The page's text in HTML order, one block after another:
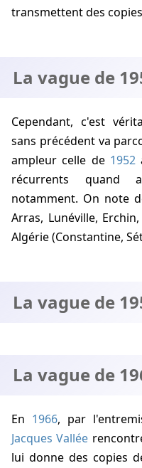
transmettent des copies
La vague de
Cependant, c'est
sans précédent va
ampleur celle de 1952
récurrents quand
notamment. On note
Arras, Lunéville,
Algérie (Constantine,
La vague de
La vague de
En 1966, par
Jacques Vallée
lui donne des copies